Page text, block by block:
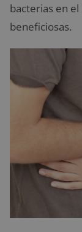
bacterias en
beneficiosas.